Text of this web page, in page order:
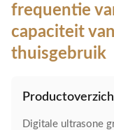
frequentie
capaciteit
thuisgebruik
Digitale ultrasone